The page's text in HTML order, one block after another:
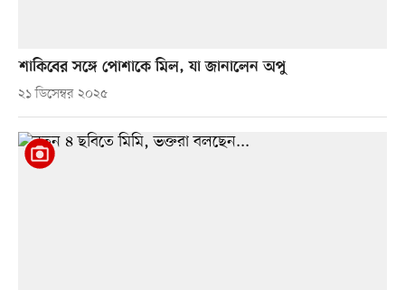
শাকিবের সঙ্গে পোশাকে মিল, যা জানালেন অপু
২১ ডিসেম্বর ২০২৫